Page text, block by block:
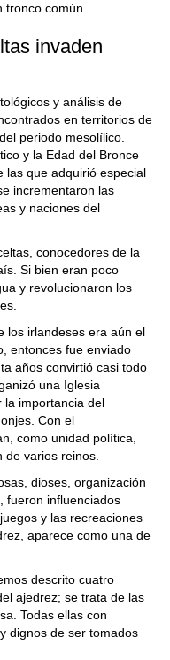
común.
invaden
y análisis de
en territorios de
periodo mesolílico.
y la Edad del Bronce
las que adquirió especial
incrementaron las
y naciones del
conocedores de la
Si bien eran poco
y revolucionaron los
los irlandeses era aún el
entonces fue enviado
años convirtió casi todo
una Iglesia
la importancia del
Con el
como unidad política,
varios reinos.
dioses, organización
fueron influenciados
y las recreaciones
aparece como una de
descrito cuatro
ajedrez; se trata de las
Todas ellas con
dignos de ser tomados